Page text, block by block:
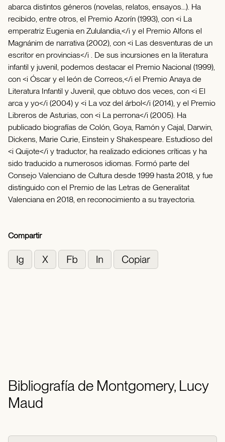
abarca distintos géneros (novelas, relatos, ensayos...). Ha
recibido, entre otros, el Premio Azorín (1993), con <i La
emperatriz Eugenia en Zululandia,</i y el Premio Alfons el
Magnánim de narrativa (2002), con <i Las desventuras de un
escritor en provincias</i . De sus incursiones en la literatura
infantil y juvenil, podemos destacar el Premio Nacional (1999),
con <i Óscar y el león de Correos,</i el Premio Anaya de
Literatura Infantil y Juvenil, que obtuvo dos veces, con <i El
arca y yo</i (2004) y <i La voz del árbol</i (2014), y el Premio
Libreros de Asturias, con <i La perrona</i (2005). Ha
publicado biografías de Colón, Goya, Ramón y Cajal, Darwin,
Dickens, Marie Curie, Einstein y Shakespeare. Estudioso del
<i Quijote</i y traductor, ha realizado ediciones críticas y ha
sido traducido a numerosos idiomas. Formó parte del
Consejo Valenciano de Cultura desde 1999 hasta 2018, y fue
distinguido con el Premio de las Letras de Generalitat
Valenciana en 2018, en reconocimiento a su trayectoria.
Compartir
Bibliografía de Montgomery, Lucy
Maud